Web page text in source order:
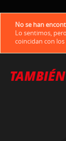
No se han
Lo sentimos,
coincidan con